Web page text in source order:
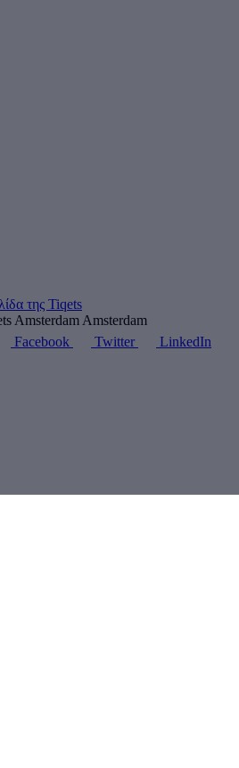
Amsterdam
Facebook Twitter LinkedIn